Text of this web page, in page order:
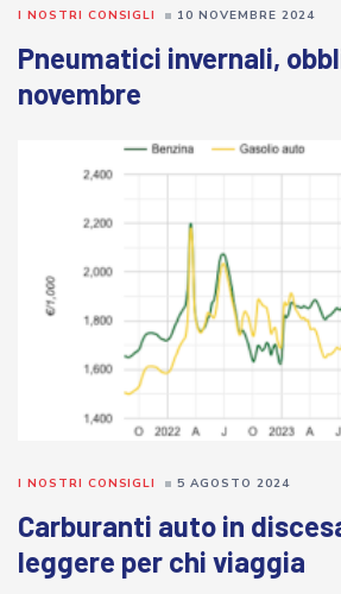
Pneumatici invernali,
novembre
I NOSTRI CONSIGLI 10 NOVEMBRE 2024
Carburanti auto in
leggere per chi viaggia
I NOSTRI CONSIGLI 5 AGOSTO 2024